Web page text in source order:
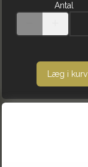
Antal
Læg i kurv